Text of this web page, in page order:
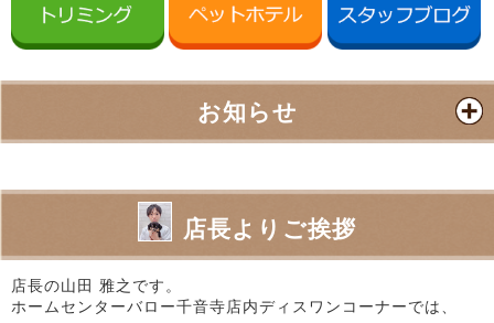
お知らせ
店長よりご挨拶
店長の山田 雅之です。
ホームセンターバロー千音寺店内ディスワンコーナーでは、